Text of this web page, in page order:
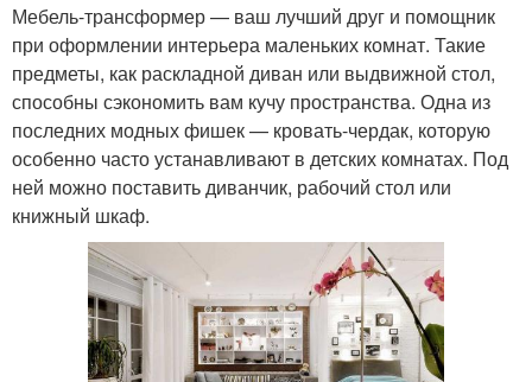
Мебель-трансформер — ваш лучший друг и помощник
при оформлении интерьера маленьких комнат. Такие
предметы, как раскладной диван или выдвижной стол,
способны сэкономить вам кучу пространства. Одна из
последних модных фишек — кровать-чердак, которую
особенно часто устанавливают в детских комнатах. Под
ней можно поставить диванчик, рабочий стол или
книжный шкаф.